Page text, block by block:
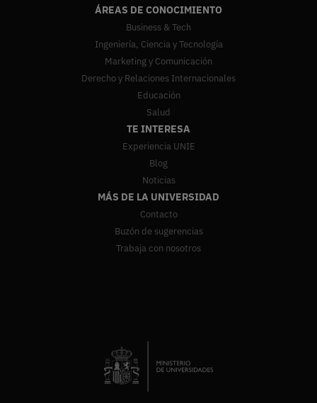
ÁREAS DE CONOCIMIENTO
Business & Tech
Ingeniería, Ciencia y Tecnología
Marketing y Comunicación
Derecho y Relaciones Internacionales
Educación
Salud
TE INTERESA
Experiencia UNIE
Blog
Noticias
MÁS DE LA UNIVERSIDAD
Contacto
Buzón de sugerencias
Trabaja con nosotros